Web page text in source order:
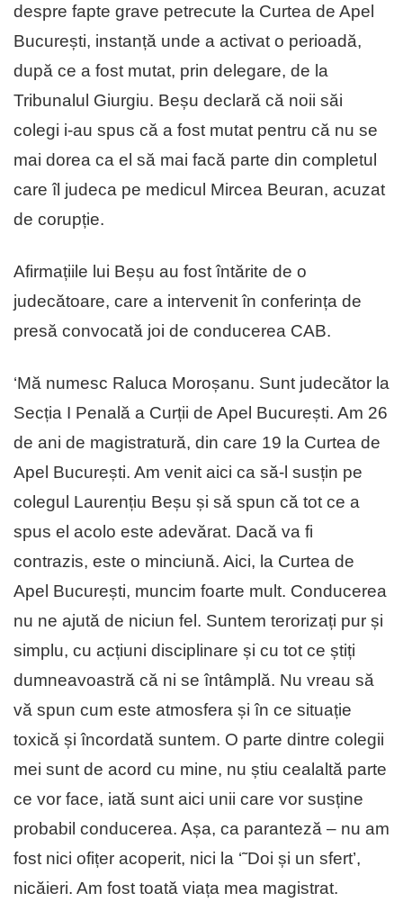
despre fapte grave petrecute la Curtea de Apel
București, instanță unde a activat o perioadă,
după ce a fost mutat, prin delegare, de la
Tribunalul Giurgiu. Beșu declară că noii săi
colegi i-au spus că a fost mutat pentru că nu se
mai dorea ca el să mai facă parte din completul
care îl judeca pe medicul Mircea Beuran, acuzat
de corupție.
Afirmațiile lui Beșu au fost întărite de o
judecătoare, care a intervenit în conferința de
presă convocată joi de conducerea CAB.
‘Mă numesc Raluca Moroșanu. Sunt judecător la
Secția I Penală a Curții de Apel București. Am 26
de ani de magistratură, din care 19 la Curtea de
Apel București. Am venit aici ca să-l susțin pe
colegul Laurențiu Beșu și să spun că tot ce a
spus el acolo este adevărat. Dacă va fi
contrazis, este o minciună. Aici, la Curtea de
Apel București, muncim foarte mult. Conducerea
nu ne ajută de niciun fel. Suntem terorizați pur și
simplu, cu acțiuni disciplinare și cu tot ce știți
dumneavoastră că ni se întâmplă. Nu vreau să
vă spun cum este atmosfera și în ce situație
toxică și încordată suntem. O parte dintre colegii
mei sunt de acord cu mine, nu știu cealaltă parte
ce vor face, iată sunt aici unii care vor susține
probabil conducerea. Așa, ca paranteză – nu am
fost nici ofițer acoperit, nici la ‘˜Doi și un sfert’,
nicăieri. Am fost toată viața mea magistrat.